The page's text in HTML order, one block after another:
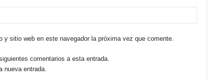
y sitio web en este navegador la próxima vez que comente.
comentarios a esta entrada.
nueva entrada.